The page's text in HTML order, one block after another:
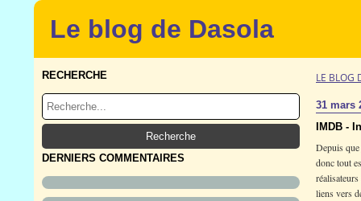
Le blog de Dasola
RECHERCHE
DERNIERS COMMENTAIRES
LE BLOG
31 mars
IMDB -
Depuis
donc tout
liens vers